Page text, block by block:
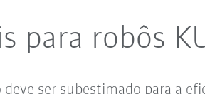
para robôs
ser subestimado para a